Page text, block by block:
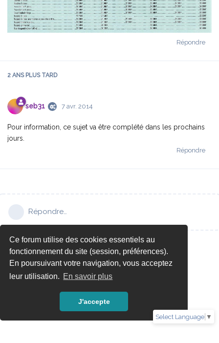
Ce forum utilise des cookies essentiels au
fonctionnement du site (session, préférences).
En poursuivant votre navigation, vous acceptez
leur utilisation. En savoir plus
J'accepte
Select Language ▼
Répondre
2 ANSPLUS TARD
seb31 7 avr. 2014
Pour information, ce sujet va être complété dans les prochains
jours.
Répondre
Répondre…